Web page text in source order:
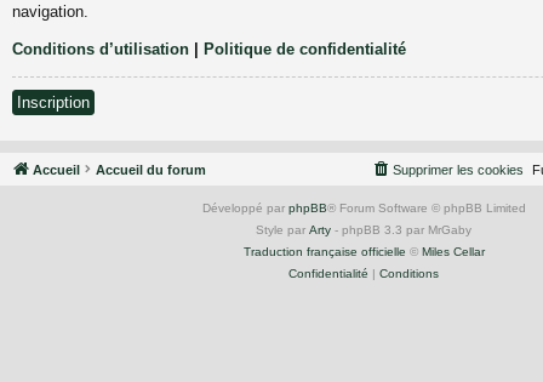
navigation.
Conditions d’utilisation | Politique de confidentialité
Inscription
Accueil Accueil du forum Supprimer les cookies
Développé par phpBB® Forum Software © phpBB Limited
Style par Arty - phpBB 3.3 par MrGaby
Traduction française officielle © Miles Cellar
Confidentialité | Conditions